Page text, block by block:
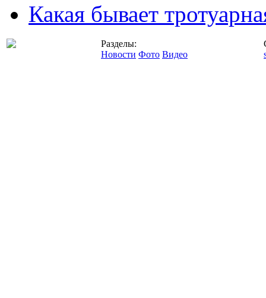
Какая бывает
Разделы:
Новости Фото Видео